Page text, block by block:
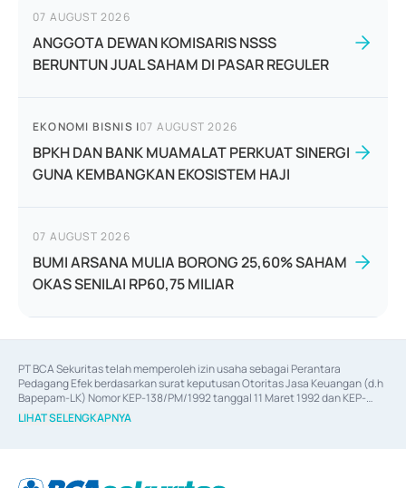
07 AUGUST 2026
ANGGOTA DEWAN KOMISARIS NSSS
BERUNTUN JUAL SAHAM DI PASAR REGULER
EKONOMI BISNIS |07 AUGUST 2026
BPKH DAN BANK MUAMALAT PERKUAT SINERGI
GUNA KEMBANGKAN EKOSISTEM HAJI
07 AUGUST 2026
BUMI ARSANA MULIA BORONG 25,60% SAHAM
OKAS SENILAI RP60,75 MILIAR
PT BCA Sekuritas telah memperoleh izin usaha sebagai Perantara
Pedagang Efek berdasarkan surat keputusan Otoritas Jasa Keuangan (d.h
Bapepam-LK) Nomor KEP-138/PM/1992 tanggal 11 Maret 1992 dan KEP-
06/D.04/2014 tanggal 28 Februari 2014, izin usaha sebagai Penjamin Emisi
Efek berdasarkan surat keputusan Otoritas Jasa Keuangan Nomor KEP-
berdasarkan surat keputusan Otoritas Jasa Keuangan Nomor S-
LIHAT SELENGKAPNYA